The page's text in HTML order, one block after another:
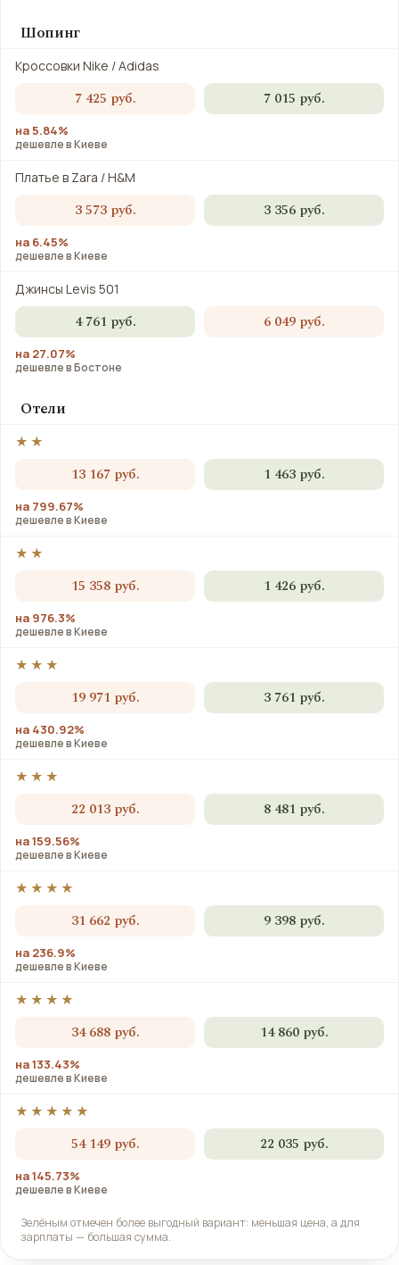
Шопинг
Кроссовки Nike / Adidas
7 425 руб. 7 015 руб.
на 5.84%
дешевле в Киеве
Платье в Zara / H&M
3 573 руб. 3 356 руб.
на 6.45%
дешевле в Киеве
Джинсы Levis 501
4 761 руб. 6 049 руб.
на 27.07%
дешевле в Бостоне
Отели
★★
13 167 руб. 1 463 руб.
на 799.67%
дешевле в Киеве
★★
15 358 руб. 1 426 руб.
на 976.3%
дешевле в Киеве
★★★
19 971 руб. 3 761 руб.
на 430.92%
дешевле в Киеве
★★★
22 013 руб. 8 481 руб.
на 159.56%
дешевле в Киеве
★★★★
31 662 руб. 9 398 руб.
на 236.9%
дешевле в Киеве
★★★★
34 688 руб. 14 860 руб.
на 133.43%
дешевле в Киеве
★★★★★
54 149 руб. 22 035 руб.
на 145.73%
дешевле в Киеве
Зелёным отмечен более выгодный вариант: меньшая цена, а для
зарплаты — большая сумма.